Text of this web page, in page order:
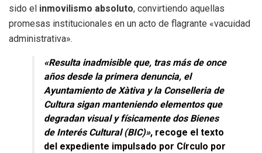
sido el inmovilismo absoluto, convirtiendo aquellas
promesas institucionales en un acto de flagrante «vacuidad
administrativa».
«Resulta inadmisible que, tras más de once
años desde la primera denuncia, el
Ayuntamiento de Xàtiva y la Conselleria de
Cultura sigan manteniendo elementos que
degradan visual y físicamente dos Bienes
de Interés Cultural (BIC)», recoge el texto
del expediente impulsado por Círculo por